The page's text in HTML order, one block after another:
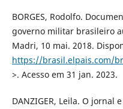
BORGES, Rodolfo.
governo militar brasileiro
Madri, 10 mai. 2018.
https://brasil.elpais.com/
>. Acesso em 31 jan. 2023.
DANZIGER, Leila. O jornal